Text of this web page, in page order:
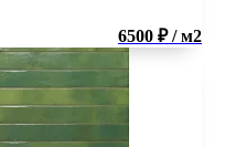
6500 ₽ / м2